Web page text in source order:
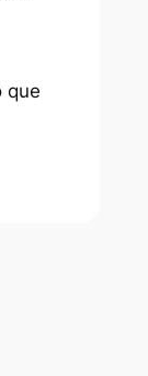
que